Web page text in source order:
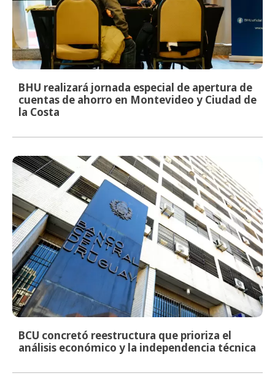
BHU realizará jornada especial de apertura de
cuentas de ahorro en Montevideo y Ciudad de
la Costa
BCU concretó reestructura que prioriza el
análisis económico y la independencia técnica